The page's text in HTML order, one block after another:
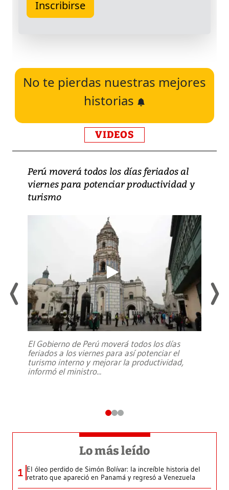
No te pierdas nuestras mejores
historias
VIDEOS
Perú moverá todos los días feriados al
viernes para potenciar productividad y
turismo
El Gobierno de Perú moverá todos los días
feriados a los viernes para así potenciar el
turismo interno y mejorar la productividad,
informó el ministro...
Lo más leído
1 El óleo perdido de Simón Bolívar: la increíble historia del
retrato que apareció en Panamá y regresó a Venezuela